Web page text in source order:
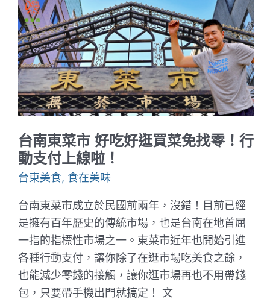
民
宿。
苗
栗
獅
潭
廳
推
薦。
羽
松
附
近
餐
廳。
住
宿
推
薦。
道
地
客
家
小
炒
台南東菜市 好吃好逛買菜免找零！行
動支付上線啦！
台東美食, 食在美味
台南東菜市成立於民國前兩年，沒錯！目前已經
是擁有百年歷史的傳統市場，也是台南在地首屈
一指的指標性市場之一。東菜市近年也開始引進
各種行動支付，讓你除了在逛市場吃美食之餘，
也能減少零錢的接觸，讓你逛市場再也不用帶錢
包，只要帶手機出門就搞定！ 文